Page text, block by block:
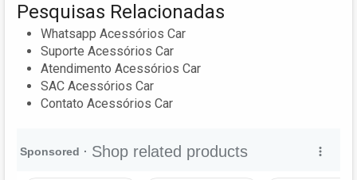
Pesquisas Relacionadas
Whatsapp Acessórios Car
Suporte Acessórios Car
Atendimento Acessórios Car
SAC Acessórios Car
Contato Acessórios Car